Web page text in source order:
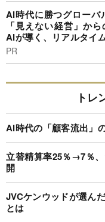
AI時代に勝つグローバ
「見えない経営」か
AIが導く、リアルタイ
PR
トレ
AI時代の「顧客流出」
立替精算率25％→7％
開
JVCケンウッドが選ん
とは